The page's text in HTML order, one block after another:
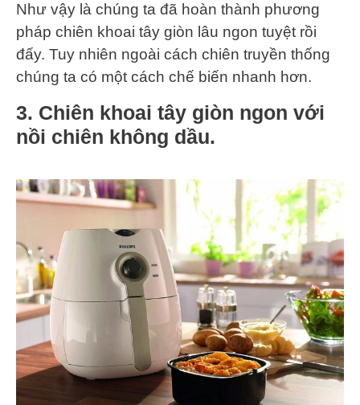
Như vậy là chúng ta đã hoàn thành phương
pháp chiên khoai tây giòn lâu ngon tuyệt rồi
đấy. Tuy nhiên ngoài cách chiên truyền thống
chúng ta có một cách chế biến nhanh hơn.
3. Chiên khoai tây giòn ngon với
nồi chiên không dầu.